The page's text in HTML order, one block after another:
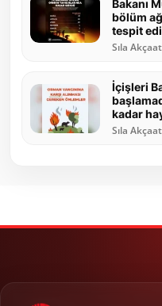
Bakanı
bölüm
tespit
Sıla Akçaat
İçişleri
kadar
Sıla Akçaat